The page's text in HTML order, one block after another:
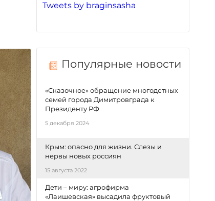
Tweets by braginsasha
Популярные новости
«Сказочное» обращение многодетных
семей города Димитровграда к
Президенту РФ
5 декабря 2024
Крым: опасно для жизни. Слезы и
нервы новых россиян
15 августа 2022
Дети – миру: агрофирма
«Лаишевская» высадила фруктовый